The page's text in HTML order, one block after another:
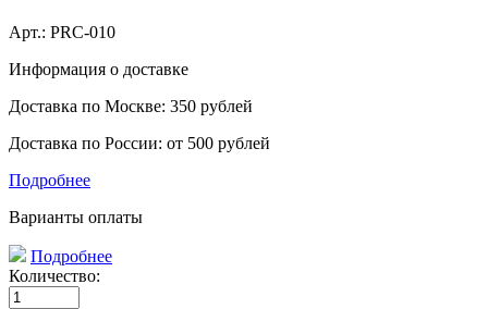
Арт.: PRC-010
Информация о доставке
Доставка по Москве: 350 рублей
Доставка по России: от 500 рублей
Подробнее
Варианты оплаты
Подробнее
Количество: